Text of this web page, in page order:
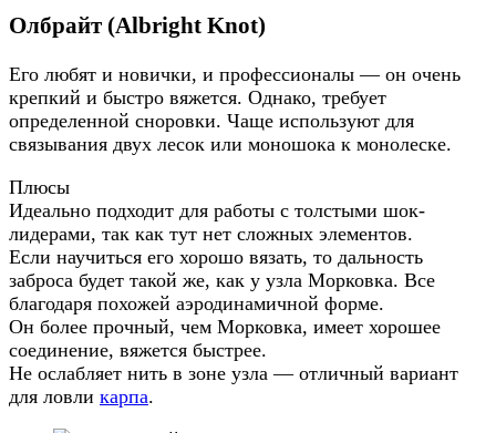
Олбрайт (Albright Knot)
Его любят и новички, и профессионалы — он очень
крепкий и быстро вяжется. Однако, требует
определенной сноровки. Чаще используют для
связывания двух лесок или моношока к монолеске.
Плюсы
Идеально подходит для работы с толстыми шок-
лидерами, так как тут нет сложных элементов.
Если научиться его хорошо вязать, то дальность
заброса будет такой же, как у узла Морковка. Все
благодаря похожей аэродинамичной форме.
Он более прочный, чем Морковка, имеет хорошее
соединение, вяжется быстрее.
Не ослабляет нить в зоне узла — отличный вариант
для ловли карпа.